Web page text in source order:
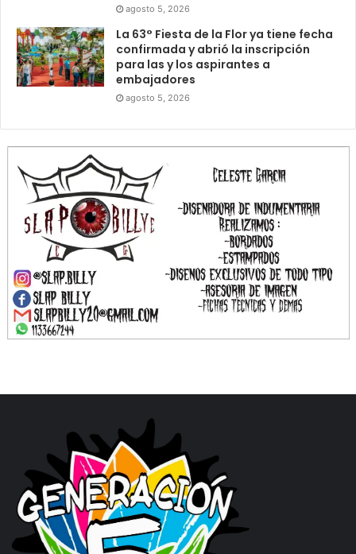
agosto 5, 2026
La 63° Fiesta de la Flor ya tiene fecha
confirmada y abrió la inscripción
para las y los aspirantes a
embajadores
agosto 5, 2026